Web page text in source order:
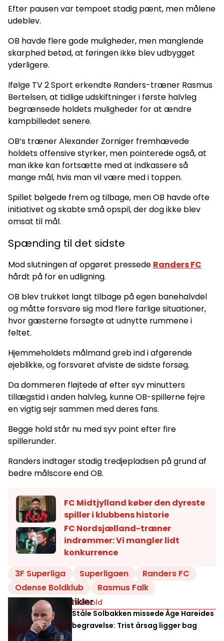
Efter pausen var tempoet stadig pænt, men målene
udeblev.
OB havde flere gode muligheder, men manglende
skarphed betød, at føringen ikke blev udbygget
yderligere.
Ifølge TV 2 Sport erkendte Randers-træner Rasmus
Bertelsen, at tidlige udskiftninger i første halvleg
begrænsede holdets muligheder for at ændre
kampbilledet senere.
OB’s træner Alexander Zorniger fremhævede
holdets offensive styrker, men pointerede også, at
man ikke kan fortsætte med at indkassere så
mange mål, hvis man vil være med i toppen.
Spillet bølgede frem og tilbage, men OB havde ofte
initiativet og skabte små opspil, der dog ikke blev
omsat til mål.
Spænding til det sidste
Mod slutningen af opgøret pressede Randers FC
hårdt på for en udligning.
OB blev trukket langt tilbage på egen banehalvdel
og måtte forsvare sig mod flere farlige situationer,
hvor gæsterne forsøgte at udnytte rummene i
feltet.
Hjemmeholdets målmand greb ind i afgørende
øjeblikke, og forsvaret afviste de sidste forsøg.
Da dommeren fløjtede af efter syv minutters
tillægstid i anden halvleg, kunne OB-spillerne fejre
en vigtig sejr sammen med deres fans.
Begge hold står nu med syv point efter fire
spillerunder.
Randers indtager stadig tredjepladsen på grund af
bedre målscore end OB.
FC Midtjylland køber den dyreste
spiller i klubbens historie
FC Nordsjælland-træner
indrømmer: Vi mangler lidt
konkurrence
3F Superliga
Superligaen
Randers FC
Odense Boldklub
Rasmus Falk
Relaterede artikler
Fodbold
Ståle Solbakken missede Åge Hareides
begravelse: Trist årsag ligger bag